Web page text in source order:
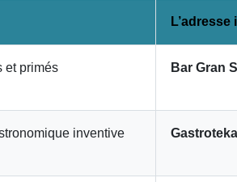
L’adresse
et primés Bar Gran
inventive